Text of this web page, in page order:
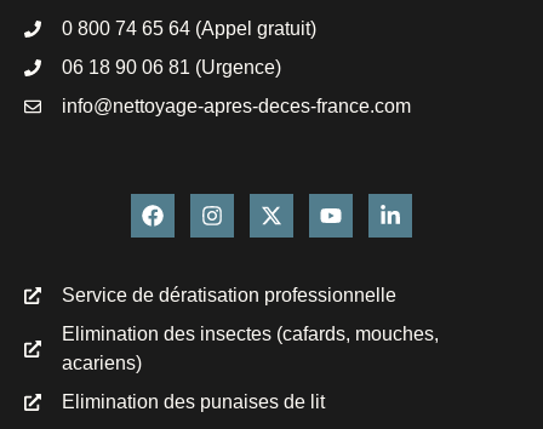
0 800 74 65 64 (Appel gratuit)
06 18 90 06 81 (Urgence)
info@nettoyage-apres-deces-france.com
Service de dératisation professionnelle
Elimination des insectes (cafards, mouches,
acariens)
Elimination des punaises de lit